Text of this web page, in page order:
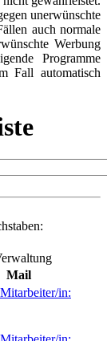
unerwünschte
auch normale
Werbung
Programme
Fall automatisch
Mail